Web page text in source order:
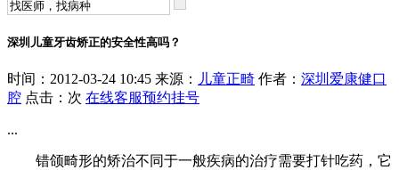
深圳儿童牙齿矫正的安全性高吗？
时间：2012-03-24 10:45 来源： 儿童正畸 作者： 深圳爱康健口
腔 点击： 次 在线客服预约挂号
...
错颌畸形的矫治不同于一般疾病的治疗需要打针吃药，它